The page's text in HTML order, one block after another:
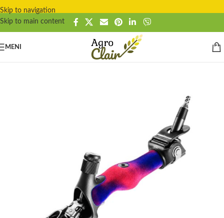
Skip to navigation
Skip to main content
MENI